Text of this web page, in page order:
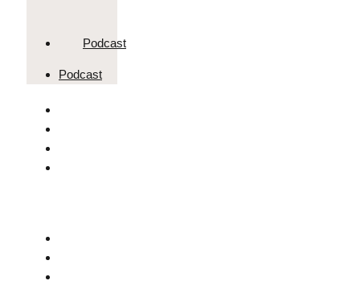
Podcast
Podcast